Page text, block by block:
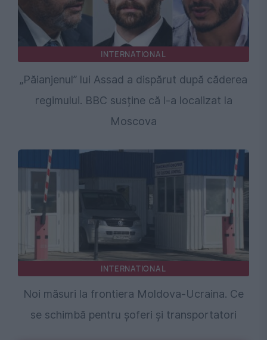
INTERNATIONAL
„Păianjenul” lui Assad a dispărut după căderea
regimului. BBC susține că l-a localizat la
Moscova
INTERNATIONAL
Noi măsuri la frontiera Moldova-Ucraina. Ce
se schimbă pentru șoferi și transportatori